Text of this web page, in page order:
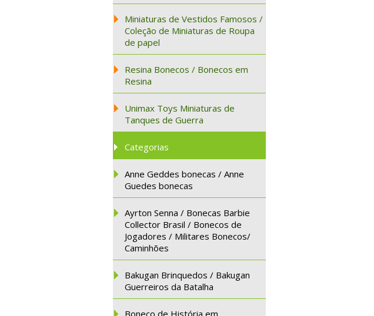
Miniaturas de Vestidos Famosos /
Coleção de Miniaturas de Roupa
de papel
Resina Bonecos / Bonecos em
Resina
Unimax Toys Miniaturas de
Tanques de Guerra
Categorias
Anne Geddes bonecas / Anne
Guedes bonecas
Ayrton Senna / Bonecas Barbie
Collector Brasil / Bonecos de
Jogadores / Militares Bonecos/
Caminhões
Bakugan Brinquedos / Bakugan
Guerreiros da Batalha
Boneco de História em